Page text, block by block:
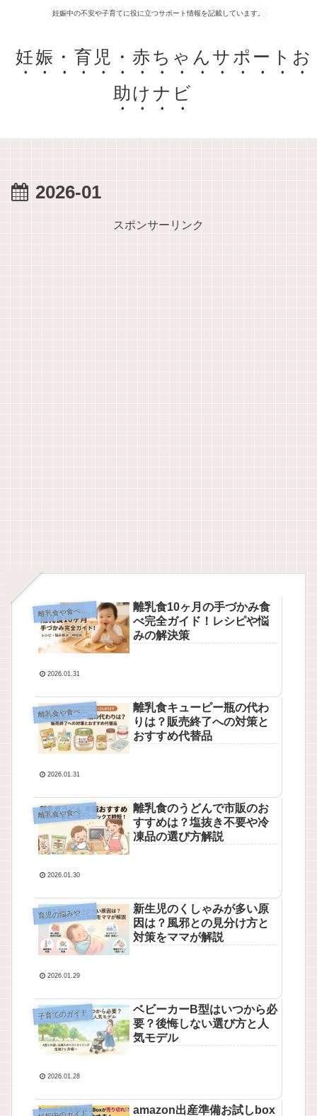
妊娠中の不安や子育てに役に立つサポート情報を記載しています。
妊娠・育児・赤ちゃんサポートお
助けナビ
2026-01
スポンサーリンク
離乳食や食べ物について
離乳食10ヶ月の手づかみ食
べ完全ガイド！レシピや悩
みの解決策
2026.01.31
離乳食や食べ物について
離乳食キューピー瓶の代わ
りは？販売終了への対策と
おすすめ代替品
2026.01.31
離乳食や食べ物について
離乳食のうどんで市販のお
すすめは？塩抜き不要や冷
凍品の選び方解説
2026.01.30
育
児の悩みや制度
新生児のくしゃみが多い原
因は？風邪との見分け方と
対策をママが解説
2026.01.29
子育てのガイド
ベビーカーB型はいつから必
要？後悔しない選び方と人
気モデル
2026.01.28
amazon出産準備お試しbox